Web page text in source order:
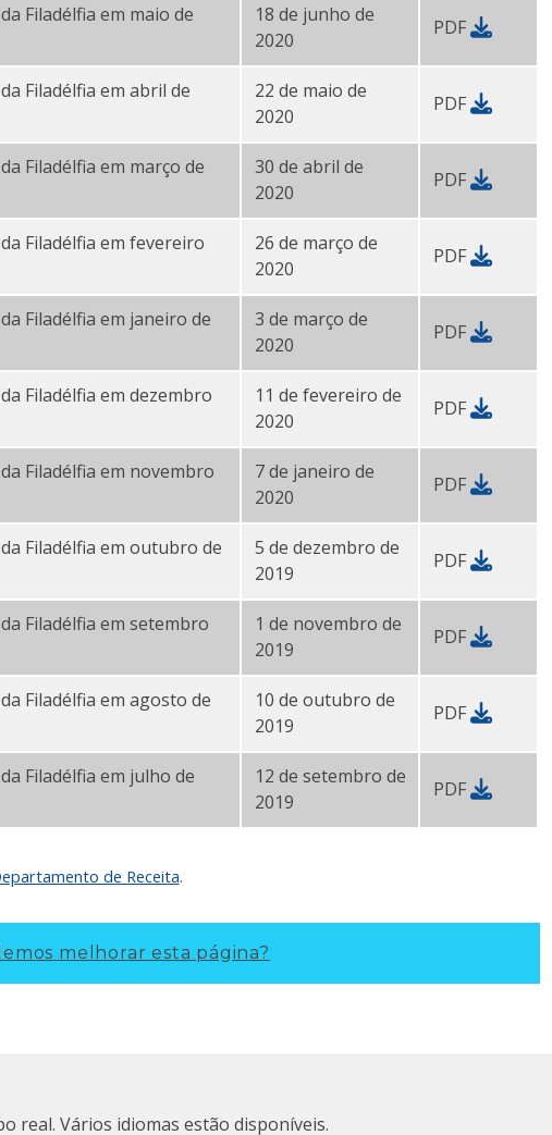
Filadélfia em maio de
18 de junho de
2020
PDF
Filadélfia em abril de
22 de maio de
2020
PDF
Filadélfia em março de
30 de abril de
2020
PDF
Filadélfia em fevereiro
26 de março de
2020
PDF
Filadélfia em janeiro de
3 de março de
2020
PDF
Filadélfia em dezembro
11 de fevereiro de
2020
PDF
Filadélfia em novembro
7 de janeiro de
2020
PDF
Filadélfia em outubro de
5 de dezembro de
2019
PDF
Filadélfia em setembro
1 de novembro de
2019
PDF
Filadélfia em agosto de
10 de outubro de
2019
PDF
Filadélfia em julho de
12 de setembro de
2019
PDF
de Receita.
melhorar esta página?
real. Vários idiomas estão disponíveis.